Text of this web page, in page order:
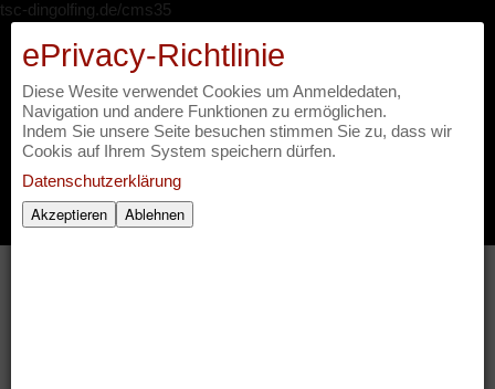
tsc-dingolfing.de/cms35
It's Showtime - Tanzsportclub
Rot Weiß Casino Dingolfing
ePrivacy-Richtlinie
Diese Wesite verwendet Cookies um Anmeldedaten,
Navigation und andere Funktionen zu ermöglichen.
Indem Sie unsere Seite besuchen stimmen Sie zu, dass wir
Cookis auf Ihrem System speichern dürfen.
Datenschutzerklärung
Akzeptieren Ablehnen